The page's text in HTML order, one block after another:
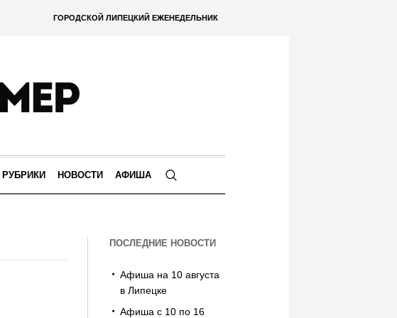
ГОРОДСКОЙ ЛИПЕЦКИЙ ЕЖЕНЕДЕЛЬНИК
РУБРИКИ НОВОСТИ АФИША
ПОСЛЕДНИЕ НОВОСТИ
Афиша на 10 августа
в Липецке
Афиша с 10 по 16